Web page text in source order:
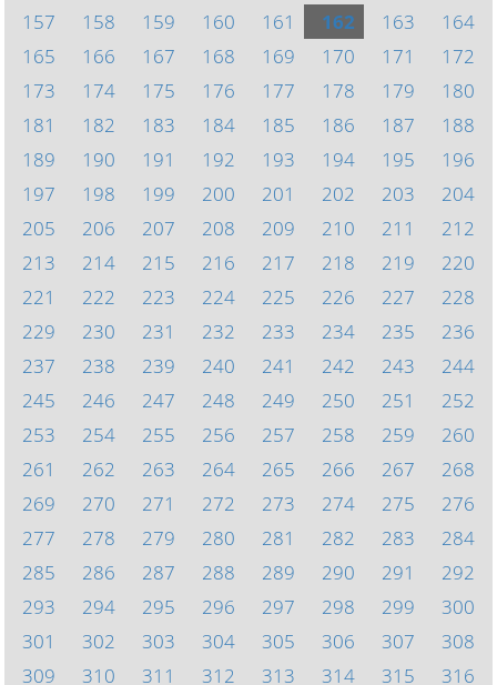
157
158 159 160 161 162 163
164
165
166 167 168 169 170 171
172
173
174 175 176 177 178 179
180
181
182 183 184 185 186 187
188
189
190 191 192 193 194 195
196
197
198 199 200 201 202 203
204
205
206 207 208 209 210 211
212
213
214 215 216 217 218 219
220
221
222 223 224 225 226 227
228
229
230 231 232 233 234 235
236
237
238 239 240 241 242 243
244
245
246 247 248 249 250 251
252
253
254 255 256 257 258 259
260
261
262 263 264 265 266 267
268
269
270 271 272 273 274 275
276
277
278 279 280 281 282 283
284
285
286 287 288 289 290 291
292
293
294 295 296 297 298 299
300
301
302 303 304 305 306 307
308
309
310 311 312 313 314 315
316